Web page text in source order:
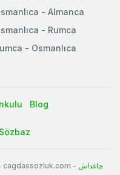
- Almanca
- Rumca
- Osmanlıca
Blog
Sözbaz
cagdassozluk.com - چاغداش